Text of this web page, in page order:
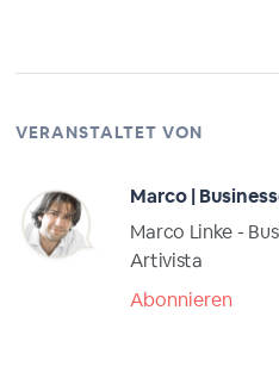
VERANSTALTET VON
Marco |
Marco Linke -
Artivista
Abonnieren